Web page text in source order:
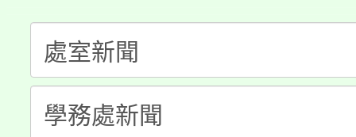
代理(課)教師甄選結果(
公告本校115學年度第
代理(課)教師甄選結果(
轉知中國文化大學推廣
《TA101》溝通分析基